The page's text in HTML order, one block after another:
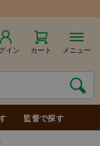
イン カート メニュー
監督で探す